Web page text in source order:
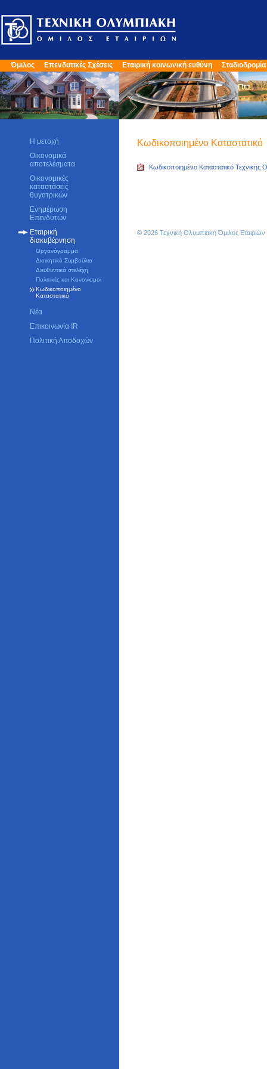
Όμιλος Επενδυτικές Σχέσεις Εταιρική κοινωνική ευθύνη Σταδιοδρομία
Η μετοχή
Οικονομικά
αποτελέσματα
Οικονομικές
καταστάσεις
θυγατρικών
Ενημέρωση
Επενδυτών
Εταιρική
διακυβέρνηση
Οργανόγραμμα
Διοικητικό Συμβούλιο
Διευθυντικά στελέχη
Πολιτικές και Κανονισμοί
Κωδικοποιημένο
Καταστατικό
Νέα
Επικοινωνία IR
Πολιτική Αποδοχών
Κωδικοποιημένο Καταστατικό
Κωδικοποιημένο Καταστατικό Τεχνικής
© 2026 Τεχνική Ολυμπιακή Όμιλος